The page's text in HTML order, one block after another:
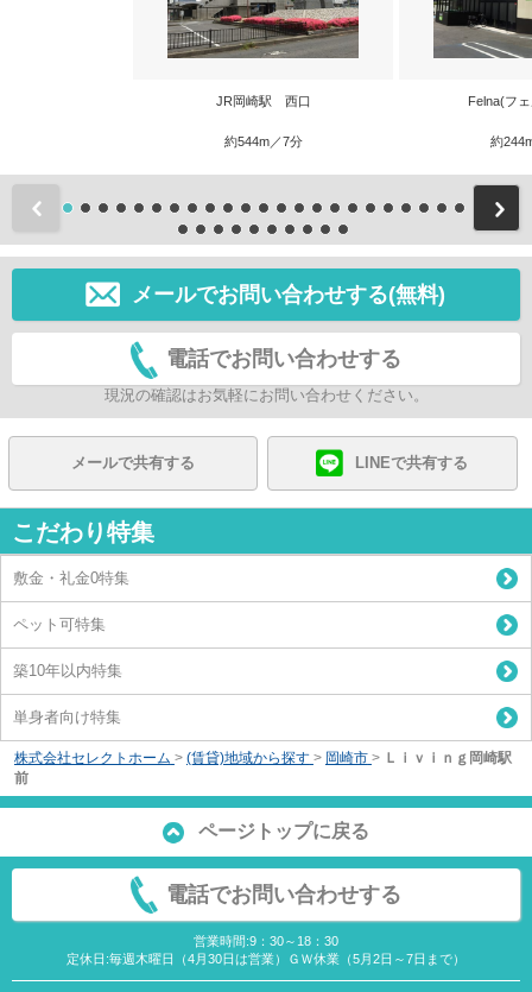
JR岡崎駅 西口
約544m／7分
Felna(フ
約
前
メールでお問い合わせする(無料)
電話でお問い合わせする
現況の確認はお気軽にお問い合わせください。
メールで共有する LINEで共有する
こだわり特集
敷金・礼金0特集
ペット可特集
築10年以内特集
単身者向け特集
株式会社セレクトホーム > (賃貸)地域から探す > 岡崎市 > Ｌｉｖｉｎｇ岡崎駅
前
ページトップに戻る
電話でお問い合わせする
営業時間:9：30～18：30
定休日:毎週木曜日（4月30日は営業）ＧＷ休業（5月2日～7日まで）